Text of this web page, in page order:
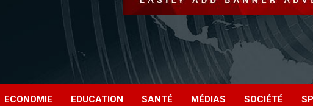
ECONOMIE EDUCATION SANTÉ MÉDIAS SOCIÉTÉ